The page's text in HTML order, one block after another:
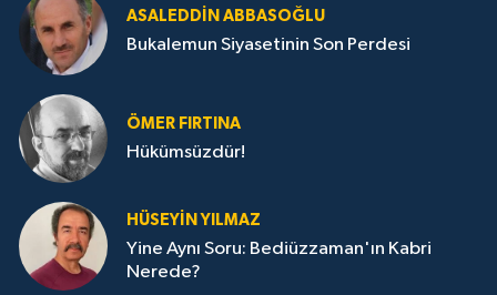
ASALEDDIN ABBASOĞLU
Bukalemun Siyasetinin Son Perdesi
ÖMER FIRTINA
Hükümsüzdür!
HÜSEYIN YILMAZ
Yine Aynı Soru: Bediüzzaman'ın Kabri
Nerede?